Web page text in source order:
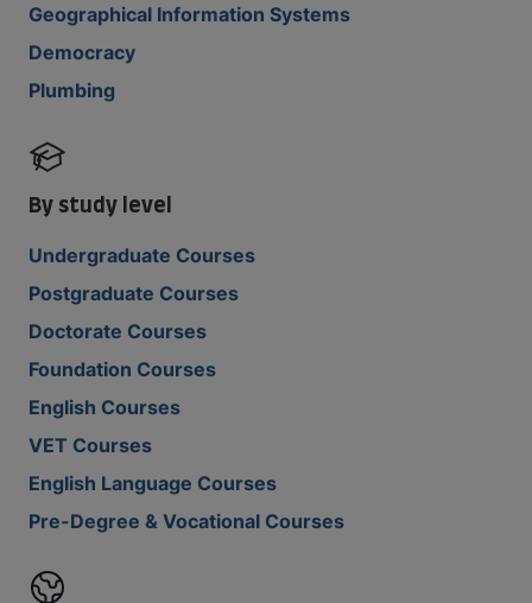
Geographical Information Systems
Democracy
Plumbing
By study level
Undergraduate Courses
Postgraduate Courses
Doctorate Courses
Foundation Courses
English Courses
VET Courses
English Language Courses
Pre-Degree & Vocational Courses